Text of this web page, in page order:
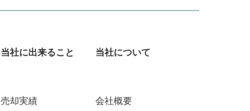
当社に出来ること
売却実績
当社について
会社概要